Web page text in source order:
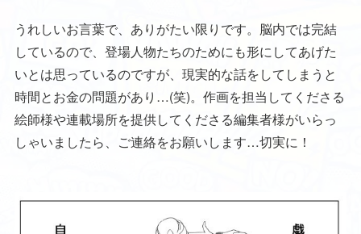
うれしいお言葉で、ありがたい限りです。脳内では完結
しているので、登場人物たちのためにも形にしてあげた
いとは思っているのですが、現実的な話をしてしまうと
時間とお金の問題があり…(笑)。作画を担当してくださる
絵師様や連載場所を提供してくださる編集者様がいらっ
しゃいましたら、ご連絡をお願いします…切実に！